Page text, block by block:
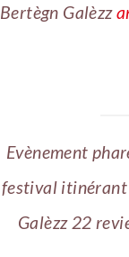
Bertègn Galèzz
Evènement
festival itinérant
Galèzz 22